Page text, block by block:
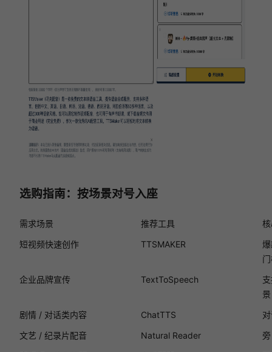
选购指南：按场景对号入座
需求场景 推荐工具
短视频快速创作
TTSMAKER
企业品牌宣传
TextToSpeech
景
剧情 / 对话类内容
ChatTTS
文艺 / 纪录片配音
Natural Reader